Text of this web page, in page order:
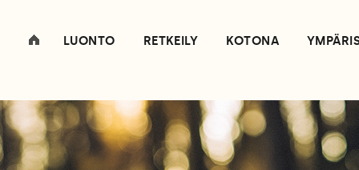
LUONTO RETKEILY KOTONA